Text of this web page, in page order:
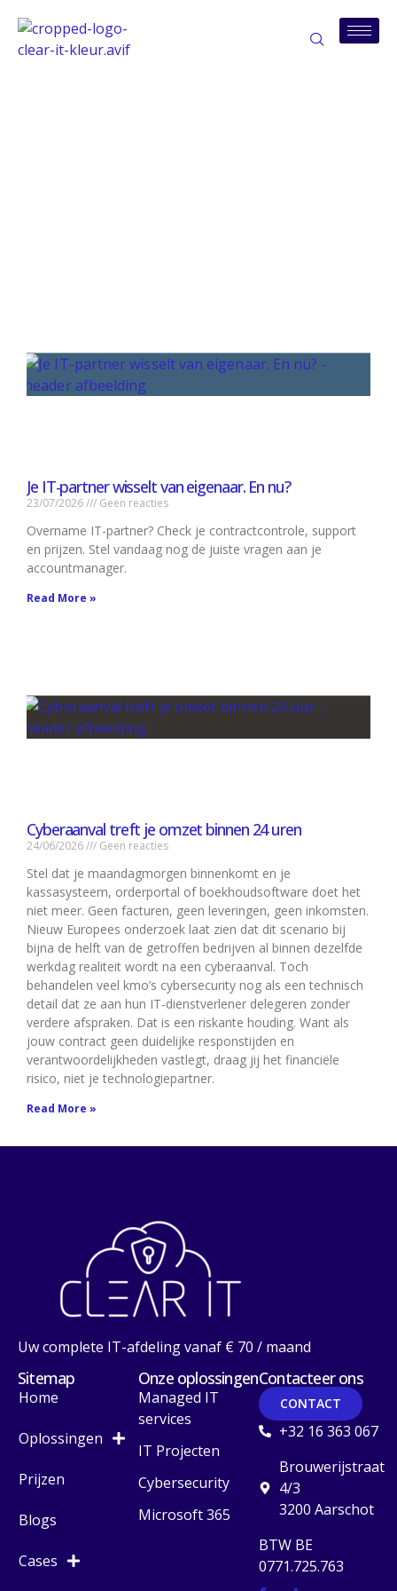
Je IT-partner wisselt van eigenaar. En nu?
23/07/2026 Geen reacties
Overname IT-partner? Check je contractcontrole, support
en prijzen. Stel vandaag nog de juiste vragen aan je
accountmanager.
Read More »
Cyberaanval treft je omzet binnen 24 uren
24/06/2026 Geen reacties
Stel dat je maandagmorgen binnenkomt en je
kassasysteem, orderportal of boekhoudsoftware doet het
niet meer. Geen facturen, geen leveringen, geen inkomsten.
Nieuw Europees onderzoek laat zien dat dit scenario bij
bijna de helft van de getroffen bedrijven al binnen dezelfde
werkdag realiteit wordt na een cyberaanval. Toch
behandelen veel kmo’s cybersecurity nog als een technisch
detail dat ze aan hun IT-dienstverlener delegeren zonder
verdere afspraken. Dat is een riskante houding. Want als
jouw contract geen duidelijke responstijden en
verantwoordelijkheden vastlegt, draag jij het financiële
risico, niet je technologiepartner.
Read More »
Uw complete IT-afdeling vanaf € 70 / maand
Sitemap
Home
Oplossingen
Prijzen
Blogs
Cases
Onze oplossingen
Managed IT
services
IT Projecten
Cybersecurity
Microsoft 365
Contacteer ons
CONTACT
+32 16 363 067
Brouwerijstraat
4/3
3200 Aarschot
BTW BE
0771.725.763